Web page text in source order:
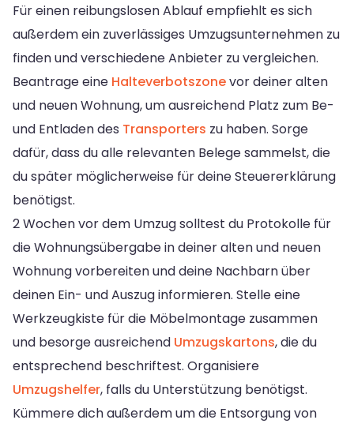
Für einen reibungslosen Ablauf empfiehlt es sich
außerdem ein zuverlässiges Umzugsunternehmen zu
finden und verschiedene Anbieter zu vergleichen.
Beantrage eine Halteverbotszonevor deiner alten
und neuen Wohnung, um ausreichend Platz zum Be-
und Entladen des Transporters zu haben. Sorge
dafür, dass du alle relevanten Belege sammelst, die
du später möglicherweise für deine Steuererklärung
benötigst.
2 Wochen vor dem Umzug solltest du Protokolle für
die Wohnungsübergabe in deiner alten und neuen
Wohnung vorbereiten und deine Nachbarn über
deinen Ein- und Auszug informieren. Stelle eine
Werkzeugkiste für die Möbelmontage zusammen
und besorge ausreichend Umzugskartons, die du
entsprechend beschriftest. Organisiere
Umzugshelfer, falls du Unterstützung benötigst.
Kümmere dich außerdem um die Entsorgung von